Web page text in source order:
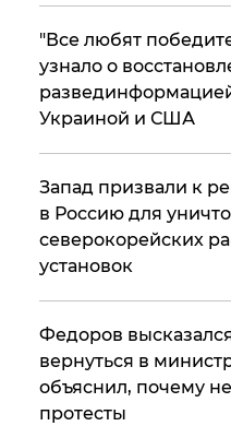
​"Все любят
узнало о
Украиной и США
Запад призвали к
в Россию для
северокорейских
установок
Федоров
вернуться в
объяснил, почему
протесты